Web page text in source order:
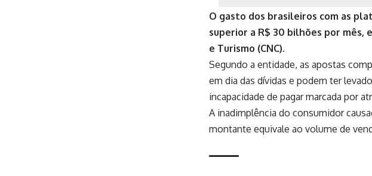
O gasto dos brasileiros com as
superior a R$ 30 bilhões por mês,
e Turismo (CNC).
Segundo a entidade, as apostas
em dia das dívidas e podem ter
incapacidade de pagar marcada por
A inadimplência do consumidor
montante equivale ao volume de